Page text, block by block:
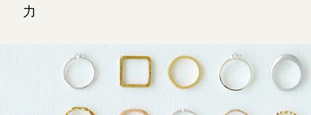
工房一覧結婚指輪手作り工房のご案内
力
表参道店 来店ご予約